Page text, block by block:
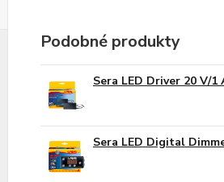
Podobné produkty
Sera LED Driver 20 V/1
Sera LED Digital